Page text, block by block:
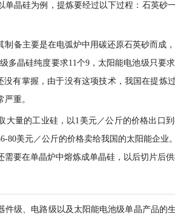
单晶硅为例，提炼要经过以下过程：石英砂
制备主要是在电弧炉中用碳还原石英砂而成
多晶硅纯度要求11个9，太阳能电池级只要
没有掌握，由于没有这项技术，我国在提炼
重。
大量的工业硅，以1美元／公斤的价格出口
80美元／公斤的价格卖给我国的太阳能企业。
要在单晶炉中熔炼成单晶硅，以后切片后供
件级、电路级以及太阳能电池级单晶产品的